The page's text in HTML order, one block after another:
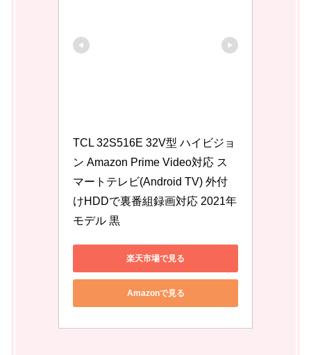
TCL 32S516E 32V型 ハイビジョ
ン Amazon Prime Video対応 ス
マートテレビ(Android TV) 外付
けHDDで裏番組録画対応 2021年
モデル 黒
楽天市場で見る
Amazonで見る